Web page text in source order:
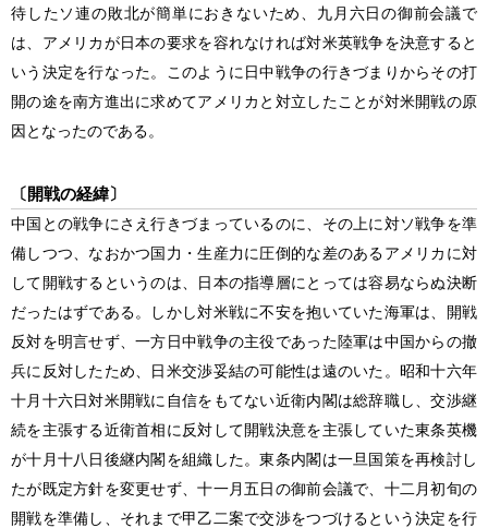
待したソ連の敗北が簡単におきないため、九月六日の御前会議で
は、アメリカが日本の要求を容れなければ対米英戦争を決意すると
いう決定を行なった。このように日中戦争の行きづまりからその打
開の途を南方進出に求めてアメリカと対立したことが対米開戦の原
因となったのである。
〔開戦の経緯〕
中国との戦争にさえ行きづまっているのに、その上に対ソ戦争を準
備しつつ、なおかつ国力・生産力に圧倒的な差のあるアメリカに対
して開戦するというのは、日本の指導層にとっては容易ならぬ決断
だったはずである。しかし対米戦に不安を抱いていた海軍は、開戦
反対を明言せず、一方日中戦争の主役であった陸軍は中国からの撤
兵に反対したため、日米交渉妥結の可能性は遠のいた。昭和十六年
十月十六日対米開戦に自信をもてない近衛内閣は総辞職し、交渉継
続を主張する近衛首相に反対して開戦決意を主張していた東条英機
が十月十八日後継内閣を組織した。東条内閣は一旦国策を再検討し
たが既定方針を変更せず、十一月五日の御前会議で、十二月初旬の
開戦を準備し、それまで甲乙二案で交渉をつづけるという決定を行